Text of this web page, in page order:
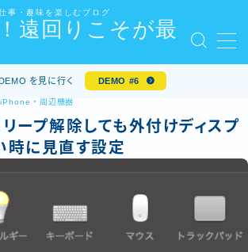
遠回りこそが最
事・趣味を楽しむブログ
のおすすめまとめ
とめ
つのテーマ
事 #5
事 #5
を見に行く DEMO #6
・周辺機器
ープ解除しても外付けディスプ
時に見直す設定